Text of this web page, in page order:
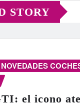
STORY
NOVEDADES
el icono